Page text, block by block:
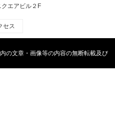
エアビル２F
セス
の文章・画像等の内容の無断転載及び